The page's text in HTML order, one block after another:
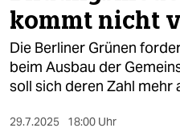
öko
gesellschaft
kommt nicht
Die Berliner Grünen
beim Ausbau der
soll sich deren Zahl mehr
29.7.2025 18:00 Uhr